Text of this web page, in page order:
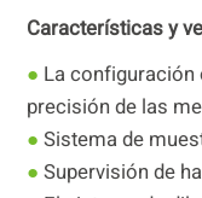
Características y
● La configuración
precisión de las
● Sistema de
● Supervisión de